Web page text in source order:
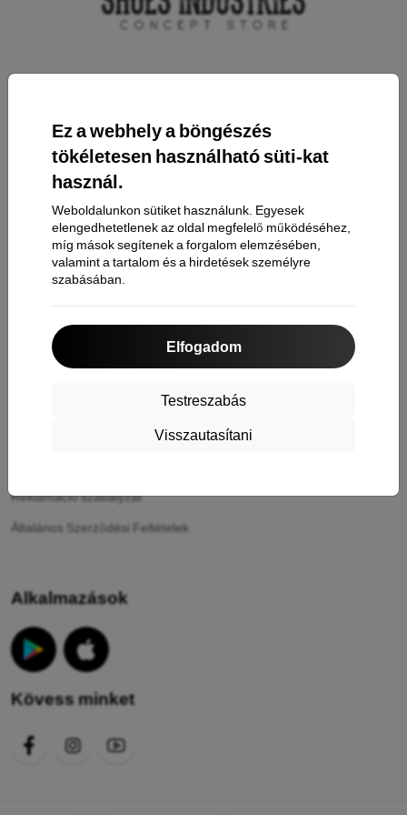
Ez a webhely a böngészés
tökéletesen használható süti-kat
használ.
Weboldalunkon sütiket használunk. Egyesek
elengedhetetlenek az oldal megfelelő működéséhez,
míg mások segítenek a forgalom elemzésében,
valamint a tartalom és a hirdetések személyre
szabásában.
Elfogadom
Testreszabás
Visszautasítani
Bevásárlás
Szállítás & Fizetés
Cashback
Áru visszaküldése
Reklamáció
Reklamáció szabályzat
Általános Szerződési Feltételek
Alkalmazások
Kövess minket